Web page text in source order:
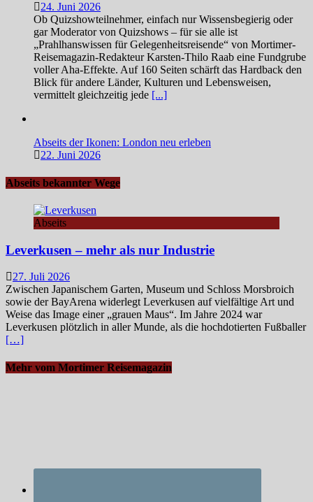
24. Juni 2026
Ob Quizshowteilnehmer, einfach nur Wissensbegierig oder
gar Moderator von Quizshows – für sie alle ist
„Prahlhanswissen für Gelegenheitsreisende“ von Mortimer-
Reisemagazin-Redakteur Karsten-Thilo Raab eine Fundgrube
voller Aha-Effekte. Auf 160 Seiten schärft das Hardback den
Blick für andere Länder, Kulturen und Lebensweisen,
vermittelt gleichzeitig jede [...]
Abseits der Ikonen: London neu erleben
22. Juni 2026
Abseits bekannter Wege
Abseits
Leverkusen – mehr als nur Industrie
27. Juli 2026
Zwischen Japanischem Garten, Museum und Schloss Morsbroich
sowie der BayArena widerlegt Leverkusen auf vielfältige Art und
Weise das Image einer „grauen Maus“. Im Jahre 2024 war
Leverkusen plötzlich in aller Munde, als die hochdotierten Fußballer
[…]
Mehr vom Mortimer Reisemagazin